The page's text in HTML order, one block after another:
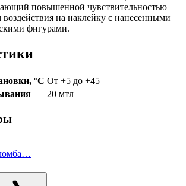
повышенной чувствительностью
на наклейку с нанесенными
фигурами.
°C От +5 до +45
20 мтл